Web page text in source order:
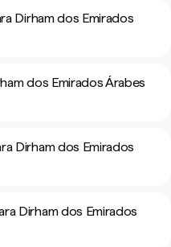
Dirham dos Emirados
dos Emirados Árabes
Dirham dos Emirados
Dirham dos Emirados